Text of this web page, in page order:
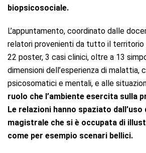
biopsicosociale.
L’appuntamento, coordinato dalle
relatori provenienti da tutto il territorio
22 poster, 3 casi clinici, oltre a 13
dimensioni dell’esperienza di
psicosomatici e mentali, e alle
ruolo che l’ambiente esercita sulla
Le relazioni hanno spaziato
magistrale che si è occupata di
come per esempio scenari bellici.